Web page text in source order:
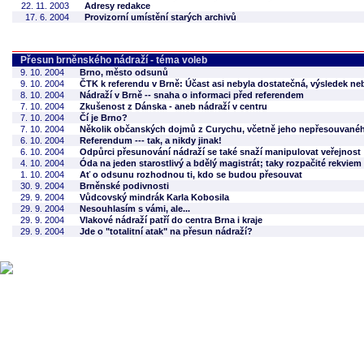
22. 11. 2003
Adresy redakce
17. 6. 2004
Provizorní umístění starých archivů
Přesun brněnského nádraží - téma voleb
9. 10. 2004
Brno, město odsunů
9. 10. 2004
ČTK k referendu v Brně: Účast asi nebyla dostatečná, výsledek
8. 10. 2004
Nádraží v Brně -- snaha o informaci před referendem
7. 10. 2004
Zkušenost z Dánska - aneb nádraží v centru
7. 10. 2004
Čí je Brno?
7. 10. 2004
Několik občanských dojmů z Curychu, včetně jeho
6. 10. 2004
Referendum --- tak, a nikdy jinak!
6. 10. 2004
Odpůrci přesunování nádraží se také snaží manipulovat veřejnost
4. 10. 2004
Óda na jeden starostlivý a bdělý magistrát; taky rozpačité
1. 10. 2004
Ať o odsunu rozhodnou ti, kdo se budou přesouvat
30. 9. 2004
Brněnské podivnosti
29. 9. 2004
Vůdcovský mindrák Karla Kobosila
29. 9. 2004
Nesouhlasím s vámi, ale...
29. 9. 2004
Vlakové nádraží patří do centra Brna i kraje
29. 9. 2004
Jde o "totalitní atak" na přesun nádraží?